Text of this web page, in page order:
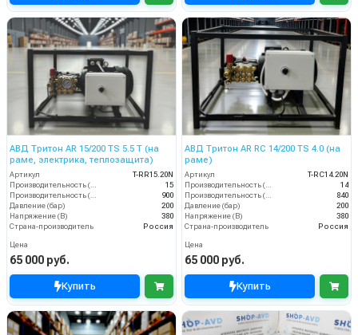
АВД Тритон AR 15/200 TS 5.5 T (на
раме, электрика, теплозащита)
Артикул
T-RR15.20N
15
900
Давление (бар)
200
Напряжение (В)
380
Страна-производитель
Россия
Цена
65 000 руб.
Купить
АВД Тритон AR RC 14/200 TS 4.0 (на
раме)
Артикул
T-RС14.20N
14
840
Давление (бар)
200
Напряжение (В)
380
Страна-производитель
Россия
Цена
65 000 руб.
Купить